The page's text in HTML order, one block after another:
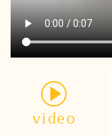
video